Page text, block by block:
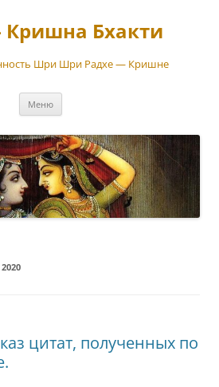
Кришна Бхакти
Шри Шри Радхе — Кришне
Меню
цитат, полученных по